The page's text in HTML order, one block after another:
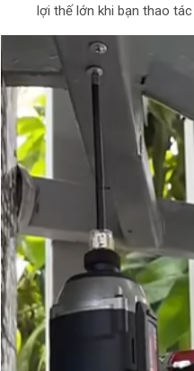
lợi thế lớn khi bạn thao